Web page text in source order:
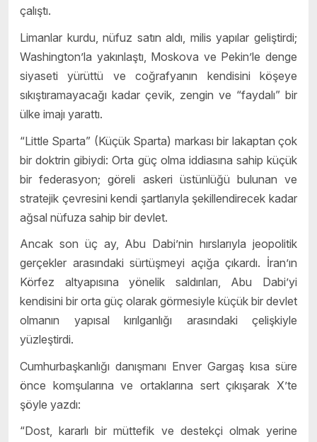
çalıştı.
Limanlar kurdu, nüfuz satın aldı, milis yapılar geliştirdi;
Washington’la yakınlaştı, Moskova ve Pekin’le denge
siyaseti yürüttü ve coğrafyanın kendisini köşeye
sıkıştıramayacağı kadar çevik, zengin ve “faydalı” bir
ülke imajı yarattı.
“Little Sparta” (Küçük Sparta) markası bir lakaptan çok
bir doktrin gibiydi: Orta güç olma iddiasına sahip küçük
bir federasyon; göreli askeri üstünlüğü bulunan ve
stratejik çevresini kendi şartlarıyla şekillendirecek kadar
ağsal nüfuza sahip bir devlet.
Ancak son üç ay, Abu Dabi’nin hırslarıyla jeopolitik
gerçekler arasındaki sürtüşmeyi açığa çıkardı. İran’ın
Körfez altyapısına yönelik saldırıları, Abu Dabi’yi
kendisini bir orta güç olarak görmesiyle küçük bir devlet
olmanın yapısal kırılganlığı arasındaki çelişkiyle
yüzleştirdi.
Cumhurbaşkanlığı danışmanı Enver Gargaş kısa süre
önce komşularına ve ortaklarına sert çıkışarak X’te
şöyle yazdı:
“Dost, kararlı bir müttefik ve destekçi olmak yerine